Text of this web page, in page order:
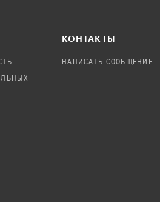
КОНТАКТЫ
НАПИСАТЬ СООБЩЕНИЕ